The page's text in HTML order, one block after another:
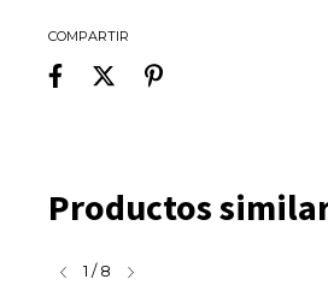
COMPARTIR
Productos
1 /8